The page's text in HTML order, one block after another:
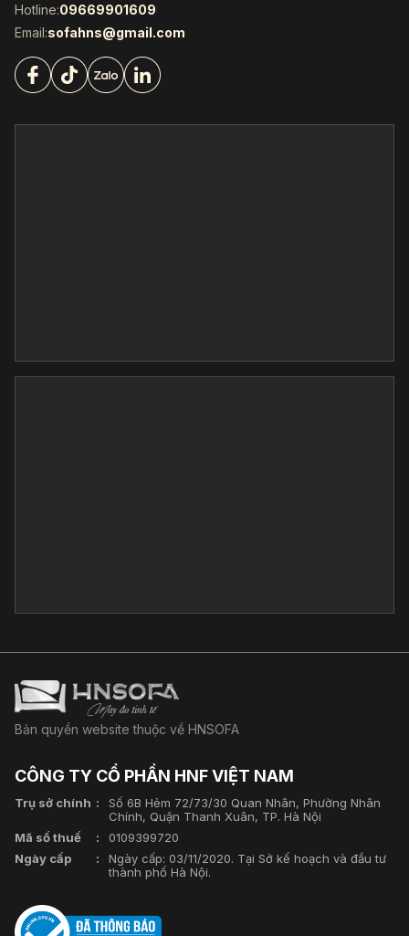
Hotline:09669901609
Email:sofahns@gmail.com
Bản quyền website thuộc về HNSOFA
CÔNG TY CỔ PHẦN HNF VIỆT NAM
Trụ sở chính
Số 6B Hẻm 72/73/30 Quan Nhân, Phường Nhân
Chính, Quận Thanh Xuân, TP. Hà Nội
Mã số thuế
0109399720
Ngày cấp
Ngày cấp: 03/11/2020. Tại Sở kế hoạch và đầu tư
thành phố Hà Nội.